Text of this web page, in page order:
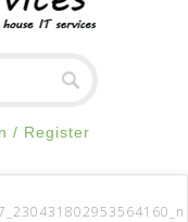
/ Register